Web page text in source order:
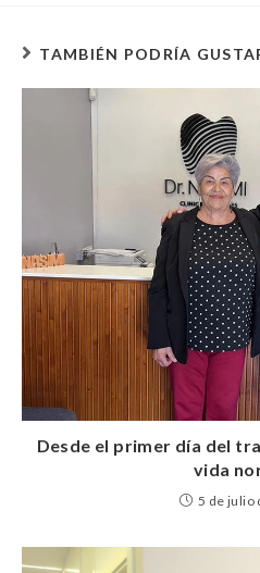
TAMBIÉN PODRÍA
Desde el primer día del
vida
5 de julio